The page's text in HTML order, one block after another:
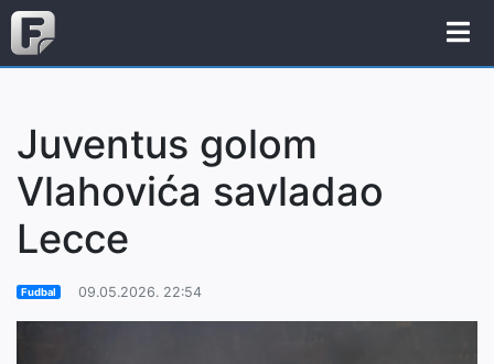
Juventus golom
Vlahovića savladao
Lecce
Fudbal 09.05.2026. 22:54